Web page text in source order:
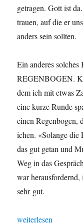
getra­gen. Gott ist
trauen, auf die er
anders sein sollten.
Ein anderes
REGENBOGEN.
dem ich mit etwas
eine kurze Runde
einen Regen­bo­gen,
ichen. «Solange
das gut getan und
Weg in das
war
sehr gut.
„Ver­traut den neuen
weit­er­lesen